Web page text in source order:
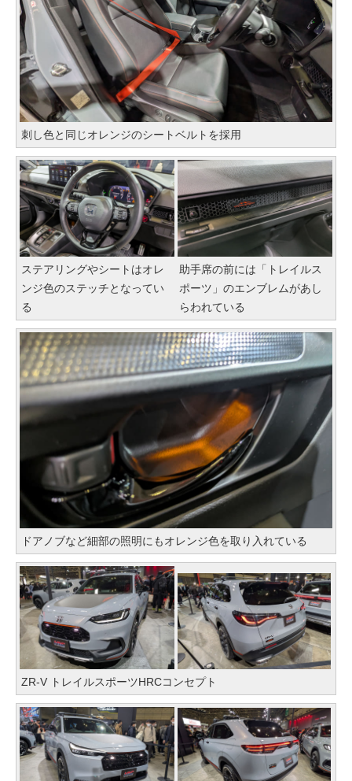
刺し色と同じオレンジのシートベルトを採用
ステアリングやシートはオレ
ンジ色のステッチとなってい
る
助手席の前には「トレイルス
ポーツ」のエンブレムがあし
らわれている
ドアノブなど細部の照明にもオレンジ色を取り入れている
ZR-V トレイルスポーツHRCコンセプト